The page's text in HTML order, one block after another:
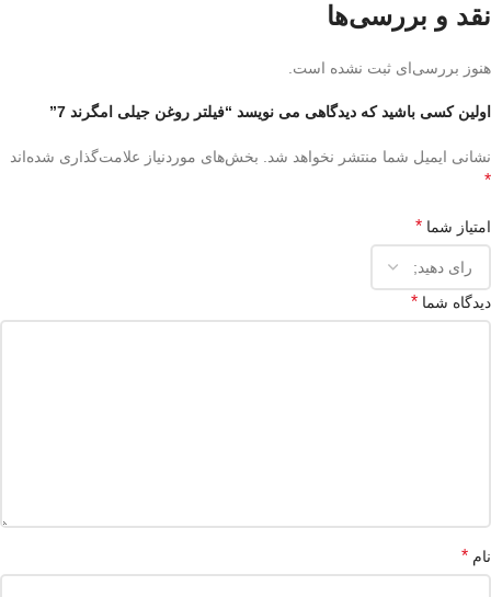
نقد و بررسی‌ها
هنوز بررسی‌ای ثبت نشده است.
اولین کسی باشید که دیدگاهی می نویسد “فیلتر روغن جیلی امگرند 7”
نشانی ایمیل شما منتشر نخواهد شد. بخش‌های موردنیاز علامت‌گذاری شده‌اند
*
امتیاز شما *
دیدگاه شما *
نام *